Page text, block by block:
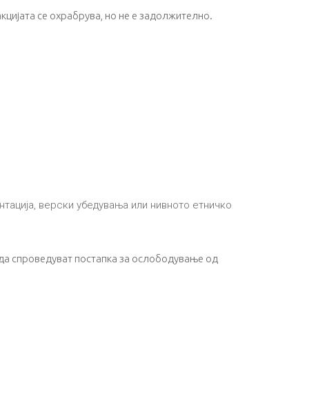
се охрабрува, но не е задолжително.
верски убедувања или нивното етничко
спроведуват постапка за ослободување од